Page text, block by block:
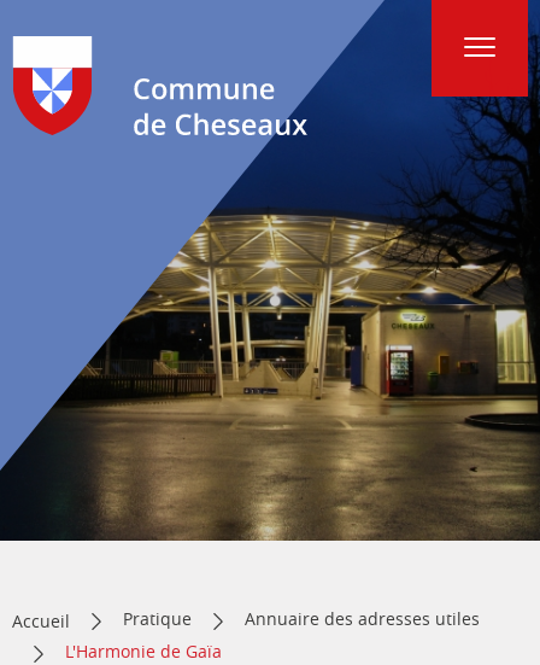
Accueil Pratique
Annuaire des adresses utiles
L'Harmonie de Gaïa